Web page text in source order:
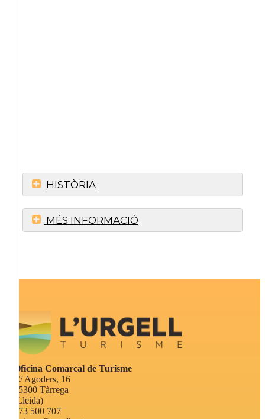
HISTÒRIA
MÉS INFORMACIÓ
Oficina Comarcal de Turisme
C/ Agoders, 16
25300 Tàrrega
(Lleida)
973 500 707